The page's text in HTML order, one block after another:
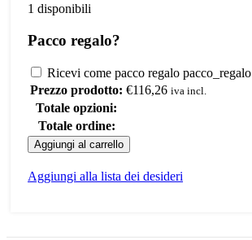
1 disponibili
Pacco regalo?
Ricevi come pacco regalo pacco_regalo
Prezzo prodotto: €116,26 iva incl.
Totale opzioni:
Totale ordine:
ISSEY
MIYAKE
-
L'EAU ISSEY
Aggiungi al carrello
Aggiungi alla lista dei desideri